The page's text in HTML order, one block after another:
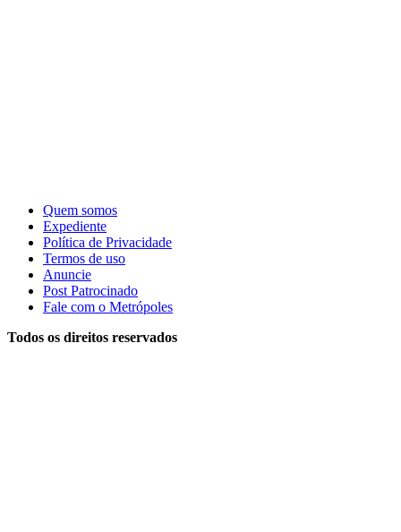
Quem somos
Expediente
Política de Privacidade
Termos de uso
Anuncie
Post Patrocinado
Fale com o Metrópoles
Todos os direitos reservados